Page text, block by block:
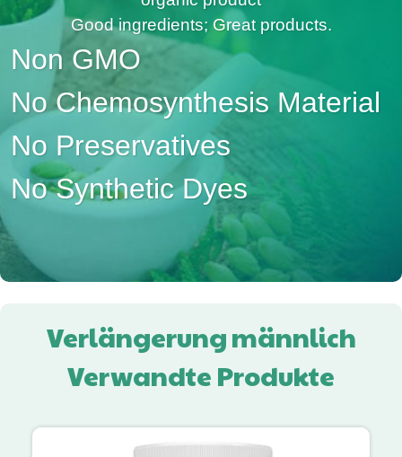
Good ingredients; Great products.
Non GMO
No Chemosynthesis Material
No Preservatives
No Synthetic Dyes
Verlängerung männlich
Verwandte Produkte